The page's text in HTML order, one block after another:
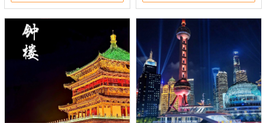
noctura de Shanghai. Se
revelará la perfección de la
vibrante metrópolis de
Shanghai. Pasea por las
callejones de Shanghai, ellos
escriben la historia de las
antiguas Shanghai.
Dinastías Ming y Qing (1420-
1911), se puede tener una
profunda comprensión de la
historia de la antigua China.